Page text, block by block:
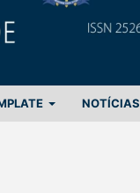
NOTÍCIAS